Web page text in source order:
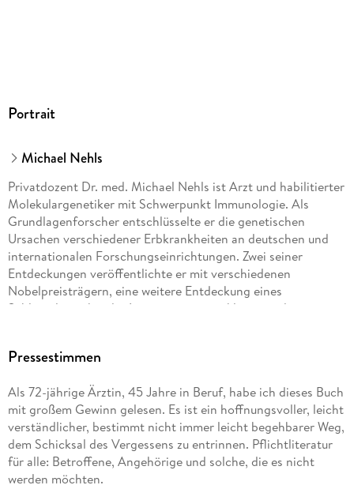
Portrait
Michael Nehls
Privatdozent Dr. med. Michael Nehls ist Arzt und habilitierter
Molekulargenetiker mit Schwerpunkt Immunologie. Als
Grundlagenforscher entschlüsselte er die genetischen
Ursachen verschiedener Erbkrankheiten an deutschen und
internationalen Forschungseinrichtungen. Zwei seiner
Entdeckungen veröffentlichte er mit verschiedenen
Nobelpreisträgern, eine weitere Entdeckung eines
Schlüsselgens bei der Immunitätsentwicklung wurde vom
geehrt. Dr. Nehls war drei Jahre leitender Genomforscher
Forschungsleiter und Vorstandsvorsitzender eines Münchner
Biotechnologie-Unternehmens. Mittlerweile klärt er als
Wissenschaftsautor über die Ursachen von
Zivilisationskrankheiten auf und hält als Privatdozent
Vorträge auf Kongressen und an Universitäten.
Pressestimmen
Als 72-jährige Ärztin, 45 Jahre in Beruf, habe ich dieses Buch
mit großem Gewinn gelesen. Es ist ein hoffnungsvoller, leicht
verständlicher, bestimmt nicht immer leicht begehbarer Weg,
dem Schicksal des Vergessens zu entrinnen. Pflichtliteratur
für alle: Betroffene, Angehörige und solche, die es nicht
werden möchten.